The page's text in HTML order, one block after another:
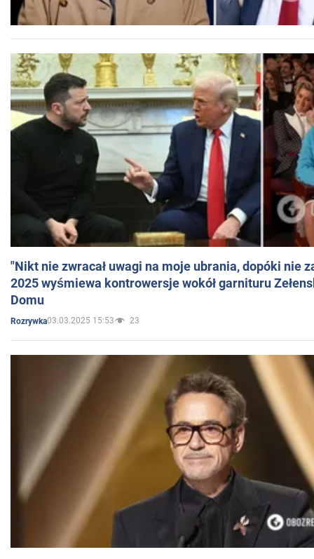
"Nikt nie zwracał uwagi na moje ubrania, dopóki nie
2025 wyśmiewa kontrowersje wokół garnituru
Domu
Rozrywka03.03.2025 15:53 23